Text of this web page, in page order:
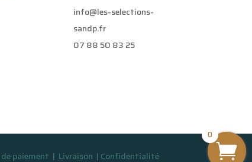
info@les-selections-
sandp.fr
07 88 50 83 25
paiement | Livraison | Confidentialité
0